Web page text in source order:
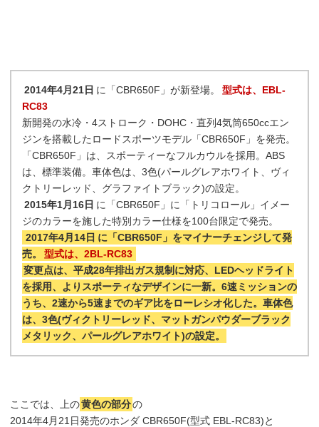
2014年4月21日 に「CBR650F」が新登場。
型式は、EBL-
RC83
新開発の水冷・4ストローク・DOHC・直列4気筒650ccエン
ジンを搭載したロードスポーツモデル「CBR650F」を発売。
「CBR650F」は、スポーティーなフルカウルを採用。ABS
は、標準装備。車体色は、3色(パールグレアホワイト、ヴィ
クトリーレッド、グラファイトブラック)の設定。
2015年1月16日 に「CBR650F」に「トリコロール」イメー
ジのカラーを施した特別カラー仕様を100台限定で発売。
2017年4月14日 に「CBR650F」をマイナーチェンジして発
売。
型式は、2BL-RC83
変更点は、平成28年排出ガス規制に対応、LEDヘッドライト
を採用、よりスポーティなデザインに一新。6速ミッションの
うち、2速から5速までのギア比をローレシオ化した。車体色
は、3色(ヴィクトリーレッド、マットガンパウダーブラック
メタリック、パールグレアホワイト)の設定。
ここでは、上の黄色の部分の
2014年4月21日発売のホンダ CBR650F(型式 EBL-RC83)と